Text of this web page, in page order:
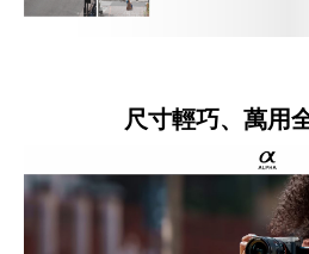
尺寸輕巧、萬用